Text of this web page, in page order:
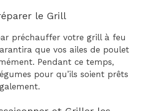
le Grill
préchauffer votre grill à feu
que vos ailes de poulet
Pendant ce temps,
pour qu’ils soient prêts